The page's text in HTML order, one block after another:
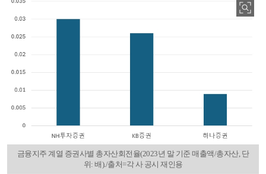
금융지주 계열 증권사별 총자산회전율(2023년 말 기준 매출액/총자산, 단
위: 배)./출처=각 사 공시 재인용